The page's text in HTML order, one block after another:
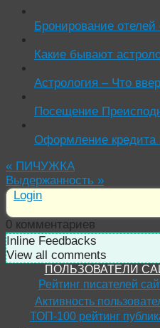
Бронирование отелей
Какие бывают
Астрология – Что
Посещение
Оформление кредита
« ПИЧУЖКА
Выдержанность »
Login
0 комментариев
Inline Feedbacks
View all comments
ПОЛЬЗОВАТЕЛИ
Рейтинг писателей
Активность
ТОП-100 рейтинг